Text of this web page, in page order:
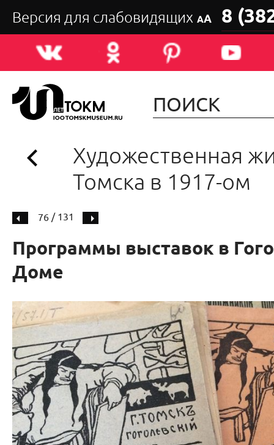
Версия для слабовидящих АА 8
Художественная
Томска в 1917-ом
76 / 131
Программы выставок в
Доме